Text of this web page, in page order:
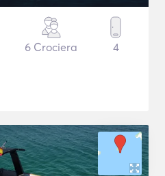
6 Crociera 4